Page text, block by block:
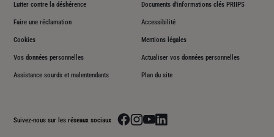
Lutter contre la déshérence
Faire une réclamation
Documents d'informations clés PRIIPS
Accessibilité
Cookies Mentions légales
Vos données personnelles Actualiser vos données personnelles
Assistance sourds et malentendants Plan du site
Suivez-nous sur les réseaux sociaux Aller sur la page facebook de Generali
Aller sur la page instagram de Generali
Aller sur la page youtube de Generali
Aller sur la page linkedin de